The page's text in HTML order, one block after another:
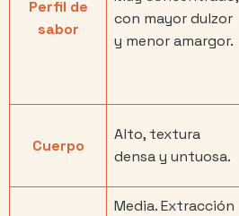
Perfil de
sabor
con mayor dulzor
y menor amargor.
Cuerpo
Alto, textura
densa y untuosa.
Media. Extracción